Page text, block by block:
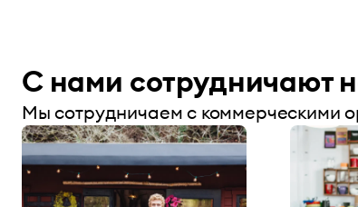
С нами сотрудничают
Мы сотрудничаем с коммерческими